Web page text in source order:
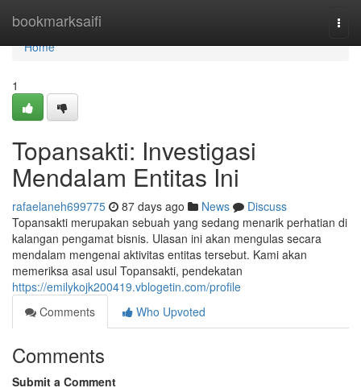
bookmarksaifi
Home
Home
1
Topansakti: Investigasi
Mendalam Entitas Ini
rafaelaneh699775 87 days ago News
Discuss
Topansakti merupakan sebuah yang sedang menarik perhatian di
kalangan pengamat bisnis. Ulasan ini akan mengulas secara
mendalam mengenai aktivitas entitas tersebut. Kami akan
memeriksa asal usul Topansakti, pendekatan
https://emilykojk200419.vblogetin.com/profile
Comments
Who Upvoted
Comments
Submit a Comment